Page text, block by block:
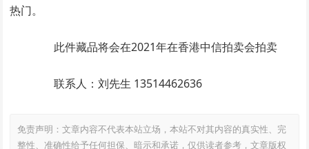
热门。
此件藏品将会在2021年在香港中信拍卖会拍卖
联系人：刘先生 13514462636
免责声明：文章内容不代表本站立场，本站不对其内容的真实性、完
整性、准确性给予任何担保、暗示和承诺，仅供读者参考，文章版权